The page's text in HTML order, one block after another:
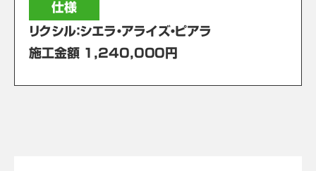
仕様
リクシル：シエラ・アライズ・ピアラ
施工金額 1,240,000円